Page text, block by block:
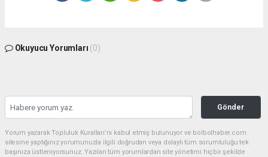
Okuyucu Yorumları (0)
Gönder
Yorum yazarak Topluluk Kuralları’nı kabul etmiş bulunuyor ve bolbolhaber.com
sitesine yaptığınız yorumunuzla ilgili doğrudan veya dolaylı tüm sorumluluğu tek
başınıza üstleniyorsunuz. Yazılan tüm yorumlardan site yönetimi hiçbir şekilde